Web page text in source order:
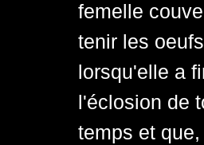
femelle
tenir les
lorsqu'elle a
l'éclosion de
temps et